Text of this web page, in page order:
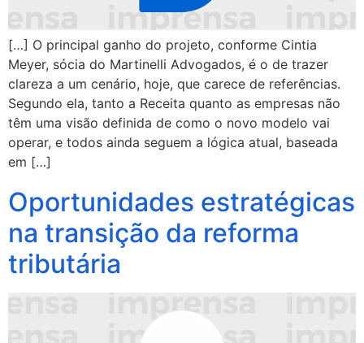
[…] O principal ganho do projeto, conforme Cintia
Meyer, sócia do Martinelli Advogados, é o de trazer
clareza a um cenário, hoje, que carece de referências.
Segundo ela, tanto a Receita quanto as empresas não
têm uma visão definida de como o novo modelo vai
operar, e todos ainda seguem a lógica atual, baseada
em […]
Oportunidades estratégicas
na transição da reforma
tributária